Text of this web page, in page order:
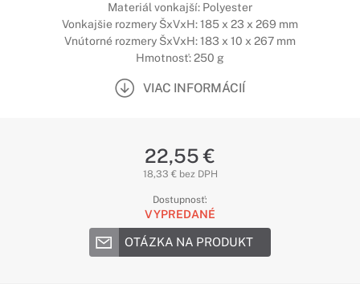
Materiál vonkajší: Polyester
Vonkajšie rozmery ŠxVxH: 185 x 23 x 269 mm
Vnútorné rozmery ŠxVxH: 183 x 10 x 267 mm
Hmotnosť: 250 g
VIAC INFORMÁCIÍ
22,55 €
18,33 € bez DPH
Dostupnosť:
VYPREDANÉ
OTÁZKA NA PRODUKT